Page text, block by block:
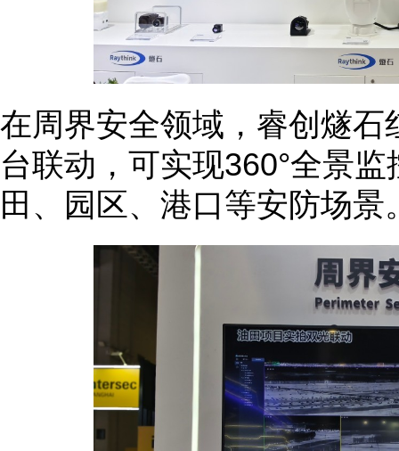
在周界安全领域，睿创燧
台联动，可实现360°全景
田、园区、港口等安防场景